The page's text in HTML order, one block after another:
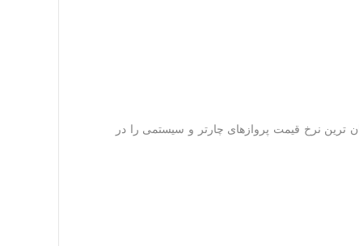
ترین نرخ قیمت پروازهای چارتر و سیستمی را در